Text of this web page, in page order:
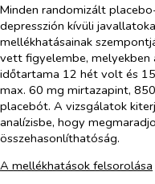
Minden randomizált
depresszión kívüli
mellékhatásainak
vett figyelembe, melyekben
időtartama 12 hét volt és
max. 60 mg mirtazapint,
placebót. A vizsgálatok
analízisbe, hogy
összehasonlíthatóság.
A mellékhatások felsorolása